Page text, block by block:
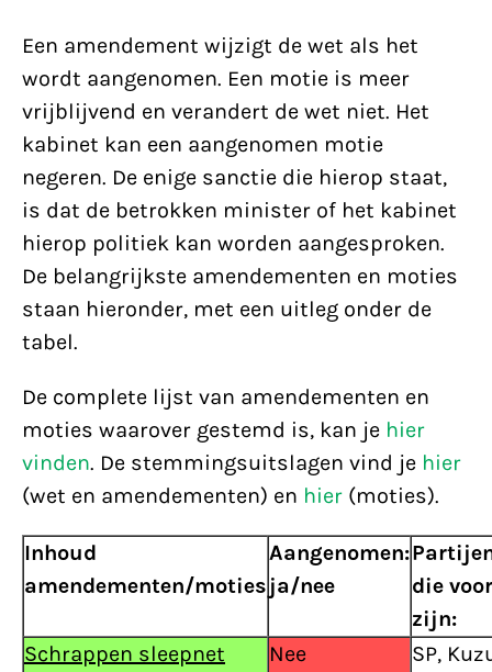
Een amendement wijzigt de wet als het
wordt aangenomen. Een motie is meer
vrijblijvend en verandert de wet niet. Het
kabinet kan een aangenomen motie
negeren. De enige sanctie die hierop staat,
is dat de betrokken minister of het kabinet
hierop politiek kan worden aangesproken.
De belangrijkste amendementen en moties
staan hieronder, met een uitleg onder de
tabel.
De complete lijst van amendementen en
moties waarover gestemd is, kan je hier
vinden. De stemmingsuitslagen vind je hier
(wet en amendementen) en hier (moties).
Inhoud
amendementen/moties
Aangenomen:
ja/nee
die voor
zijn:
Schrappen sleepnet
Nee
SP,